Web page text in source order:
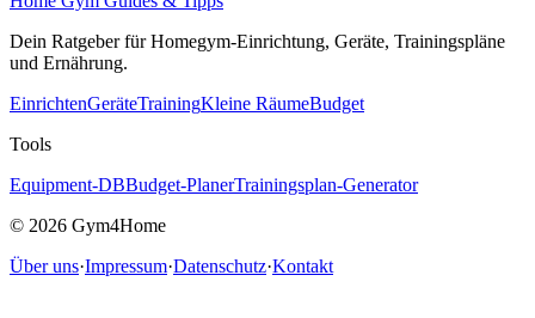
Dein Ratgeber für Homegym-Einrichtung, Geräte, Trainingspläne
und Ernährung.
EinrichtenGeräteTrainingKleine RäumeBudget
Tools
Equipment-DBBudget-PlanerTrainingsplan-Generator
© 2026 Gym4Home
Über uns·Impressum·Datenschutz·Kontakt